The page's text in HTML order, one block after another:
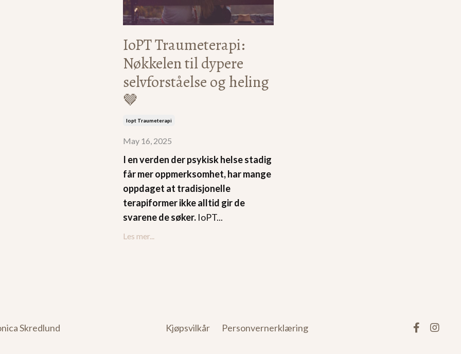
IoPT Traumeterapi:
Nøkkelen til dypere
selvforståelse og heling
🤎
Iopt Traumeterapi
May 16, 2025
I en verden der psykisk helse stadig
får mer oppmerksomhet, har mange
oppdaget at tradisjonelle
terapiformer ikke alltid gir de
svarene de søker. IoPT...
Les mer...
Skredlund Kjøpsvilkår Personvernerklæring